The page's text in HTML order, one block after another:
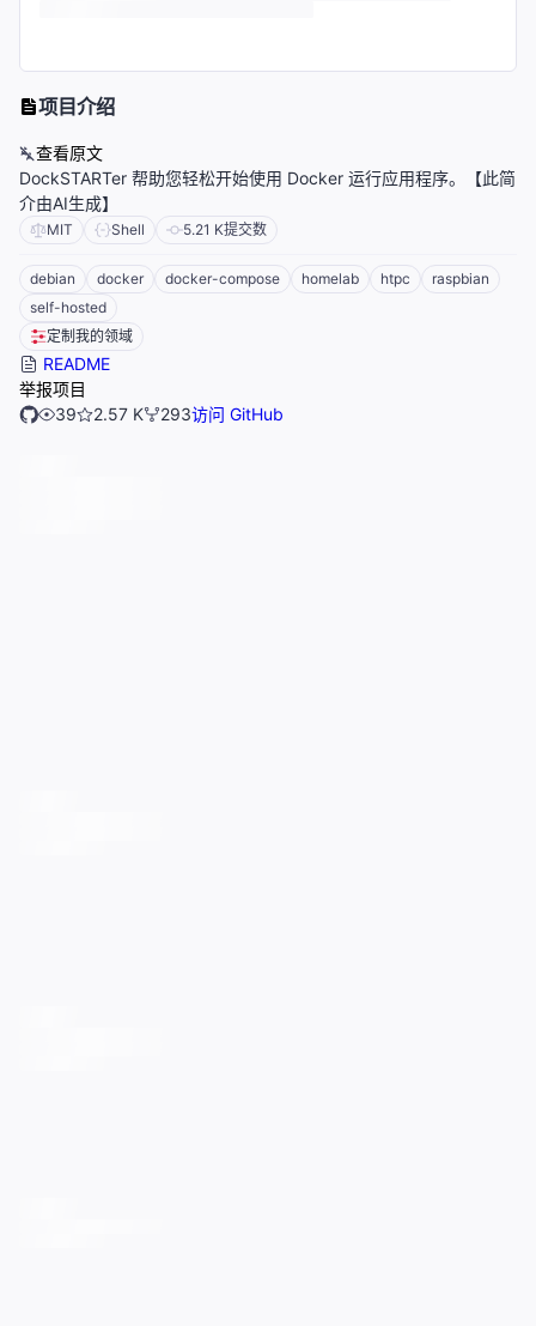
项目介绍
查看原文
DockSTARTer 帮助您轻松开始使用 Docker 运行应用程序。【此简
介由AI生成】
MIT Shell 5.21 K提交数
debian docker docker-compose homelab htpc
raspbian
self-hosted
定制我的领域
README
举报项目
39
2.57 K 293访问 GitHub